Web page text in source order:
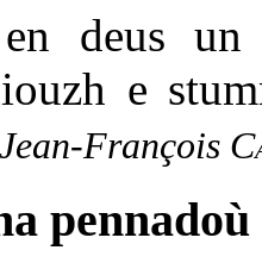
deus
e
Jean-François
pennadoù